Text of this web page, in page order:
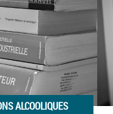
ALCOOLIQUES